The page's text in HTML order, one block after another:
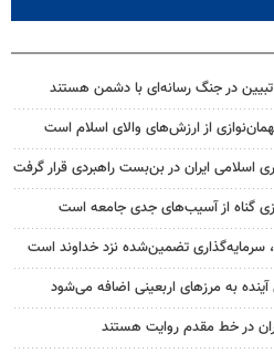
تبیین در جنگ رسانه‌ای با دشمن هستند
از ارزش‌های والای اسلام است
اسلامی ایران در بن‌بست راهبردی قرار گرفت
گناه از آسیب‌های جدی جامعه است
سرمایه‌گذاری تضمین‌شده نزد خداوند است
به مرزهای اربعینی اضافه می‌شود
در خط مقدم روایت هستند